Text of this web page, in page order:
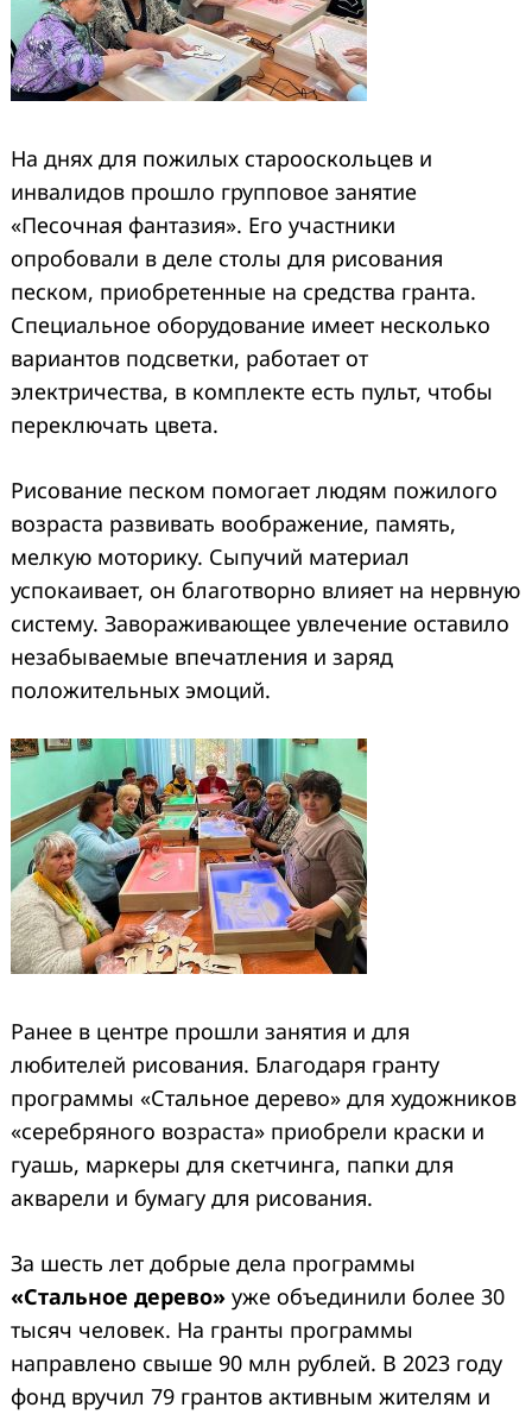
На днях для пожилых старооскольцев и
инвалидов прошло групповое занятие
«Песочная фантазия». Его участники
опробовали в деле столы для рисования
песком, приобретенные на средства гранта.
Специальное оборудование имеет несколько
вариантов подсветки, работает от
электричества, в комплекте есть пульт, чтобы
переключать цвета.
Рисование песком помогает людям пожилого
возраста развивать воображение, память,
мелкую моторику. Сыпучий материал
успокаивает, он благотворно влияет на нервную
систему. Завораживающее увлечение оставило
незабываемые впечатления и заряд
положительных эмоций.
Ранее в центре прошли занятия и для
любителей рисования. Благодаря гранту
программы «Стальное дерево» для художников
«серебряного возраста» приобрели краски и
гуашь, маркеры для скетчинга, папки для
акварели и бумагу для рисования.
За шесть лет добрые дела программы
«Стальное дерево» уже объединили более 30
тысяч человек. На гранты программы
направлено свыше 90 млн рублей. В 2023 году
фонд вручил 79 грантов активным жителям и